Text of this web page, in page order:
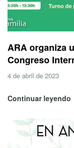
ARA organiza
Congreso
4 de abril de 2023
Continuar leyendo